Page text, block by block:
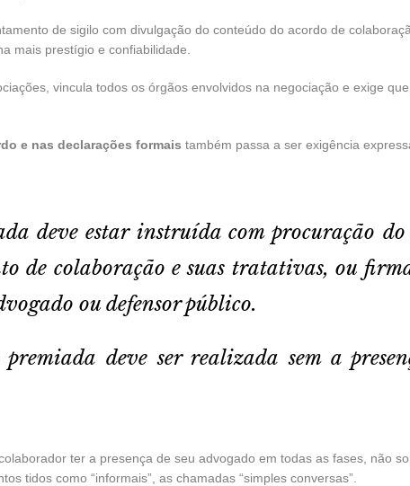
de sigilo com divulgação do conteúdo do acordo de
mais prestígio e confiabilidade.
vincula todos os órgãos envolvidos na negociação e exige
e nas declarações formais também passa a ser exigência
deve estar instruída com procuração do
de colaboração e suas tratativas, ou
ou defensor público.
deve ser realizada sem a
ter a presença de seu advogado em todas as fases, não
tidos como “informais”, as chamadas “simples conversas”.